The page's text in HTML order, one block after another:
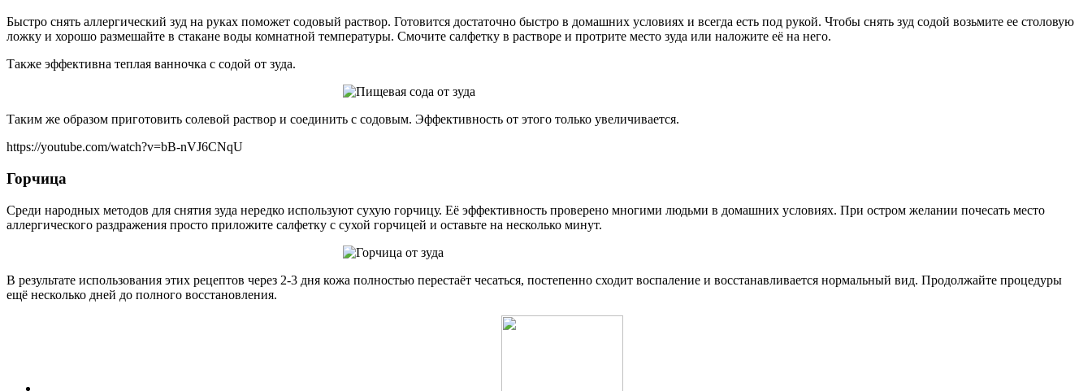
Быстро снять аллергический зуд на руках поможет содовый раствор. Готовится достаточно быстро в домашних условиях и всегда есть под рукой. Чтобы снять зуд содой возьмите ее столовую
ложку и хорошо размешайте в стакане воды комнатной температуры. Смочите салфетку в растворе и протрите место зуда или наложите её на него.
Также эффективна теплая ванночка с содой от зуда.
Таким же образом приготовить солевой раствор и соединить с содовым. Эффективность от этого только увеличивается.
https://youtube.com/watch?v=bB-nVJ6CNqU
Горчица
Среди народных методов для снятия зуда нередко используют сухую горчицу. Её эффективность проверено многими людьми в домашних условиях. При остром желании почесать место
аллергического раздражения просто приложите салфетку с сухой горчицей и оставьте на несколько минут.
В результате использования этих рецептов через 2-3 дня кожа полностью перестаёт чесаться, постепенно сходит воспаление и восстанавливается нормальный вид. Продолжайте процедуры
ещё несколько дней до полного восстановления.